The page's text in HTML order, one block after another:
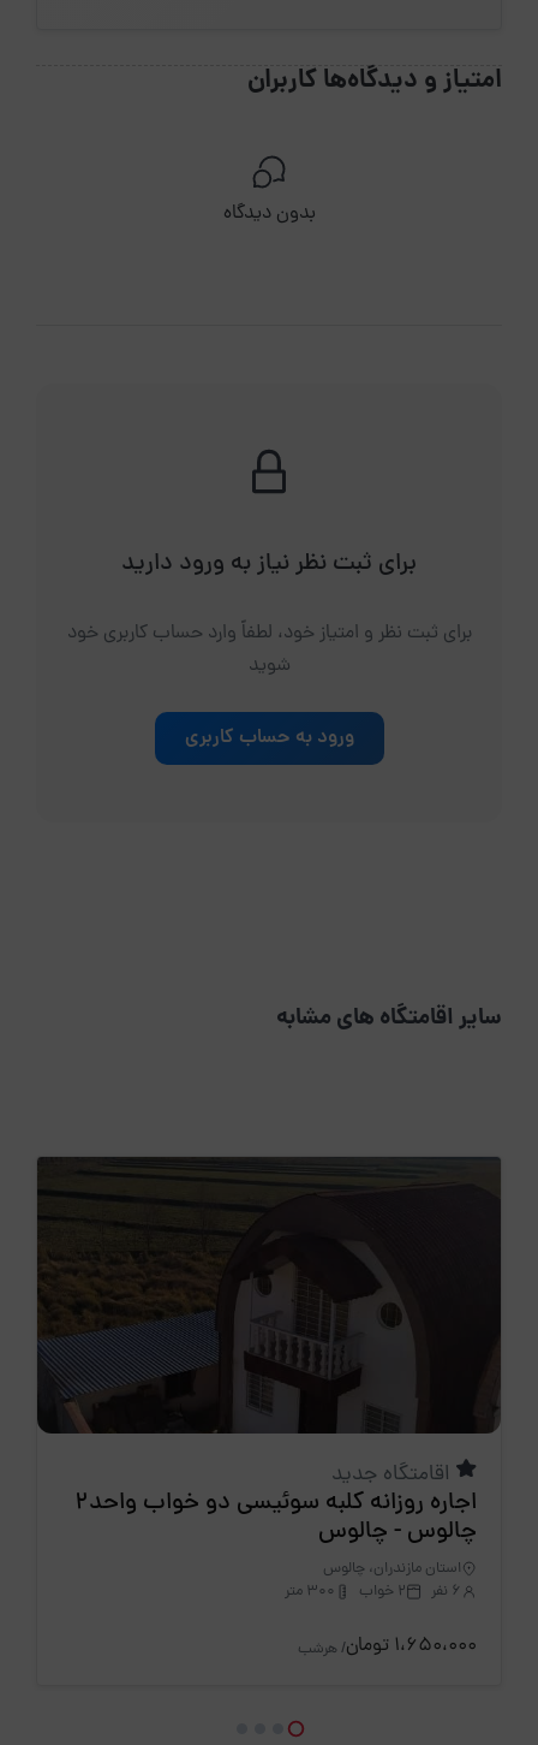
امتیاز و دیدگاه‌ها کاربران
بدون دیدگاه
برای ثبت نظر نیاز به ورود دارید
برای ثبت نظر و امتیاز خود، لطفاً وارد حساب کاربری خود
شوید
ورود به حساب کاربری
سایر اقامتگاه های مشابه
اقامتگاه جدید
اجاره روزانه کلبه سوئیسی دو خواب واحد2
چالوس - چالوس
استان مازندران، چالوس
6 نفر
2 خواب 300 متر
1،650،000 تومان / هرشب